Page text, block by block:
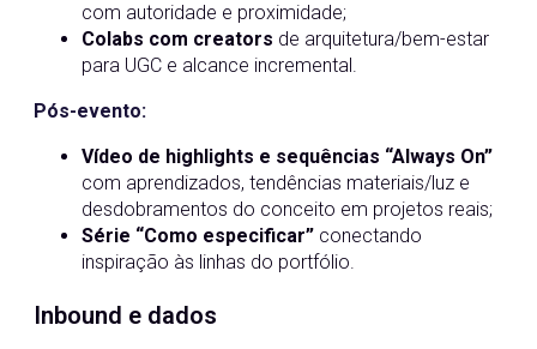
com autoridade e proximidade;
Colabs com creators de arquitetura/bem-estar
para UGC e alcance incremental.
Pós-evento:
Vídeo de highlights e sequências “Always On”
com aprendizados, tendências materiais/luz e
desdobramentos do conceito em projetos reais;
Série “Como especificar” conectando
inspiração às linhas do portfólio.
Inbound e dados